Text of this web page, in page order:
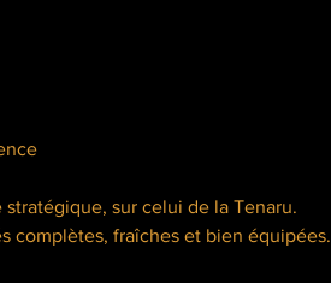
sur celui de la Tenaru.
complètes, fraîches et bien équipées.